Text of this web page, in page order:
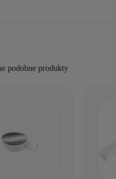
podobne produkty